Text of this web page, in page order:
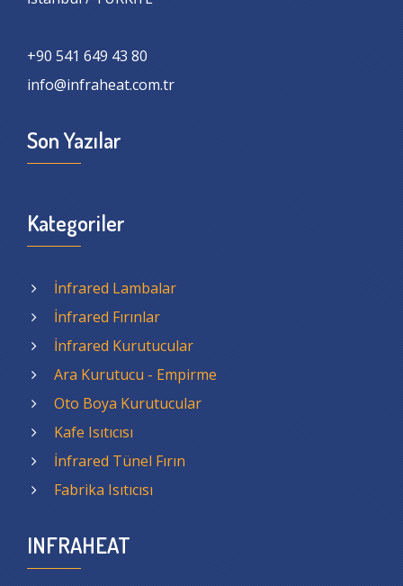
+90 541 649 43 80
info@infraheat.com.tr
Son Yazılar
Kategoriler
İnfrared Lambalar
İnfrared Fırınlar
İnfrared Kurutucular
Ara Kurutucu - Empirme
Oto Boya Kurutucular
Kafe Isıtıcısı
İnfrared Tünel Fırın
Fabrika Isıtıcısı
INFRAHEAT